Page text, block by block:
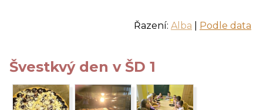
Řazení: Alba Podle data
Švestkvý den v ŠD 1